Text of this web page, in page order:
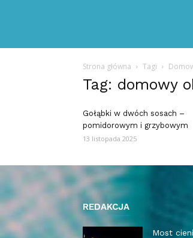
Strona główna Tagi
Tag: domowy
Gołąbki w dwóch sosach –
pomidorowym i grzybowym
13 listopada 2025
REDAKCJA
Most cieni